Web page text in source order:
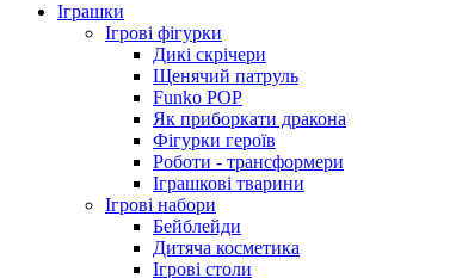
Іграшки
Ігрові фігурки
Дикі скрічери
Щенячий патруль
Funko POP
Як приборкати дракона
Фігурки героїв
Роботи - трансформери
Іграшкові тварини
Ігрові набори
Бейблейди
Дитяча косметика
Ігрові столи